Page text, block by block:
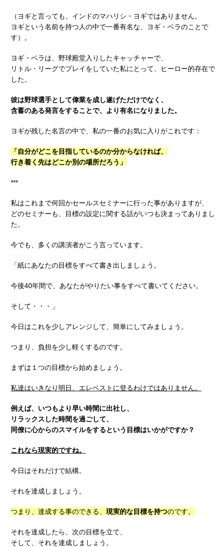
（ヨギと言っても、インドのマハリシ・ヨギではありません。
ヨギという名前を持つ人の中で一番有名な、ヨギ・ベラのことで
す）。
ヨギ・ベラは、野球殿堂入りしたキャッチャーで、
リトル・リーグでプレイをしていた私にとって、ヒーロー的存在で
した。
彼は野球選手として偉業を成し遂げただけでなく、
含蓄のある発言をすることで、より有名になりました。
ヨギが残した名言の中で、私の一番のお気に入りがこれです：
「自分がどこを目指しているのか分からなければ、
行き着く先はどこか別の場所だろう」
***
私はこれまで何回かセールスセミナーに行った事がありますが、
どのセミナーも、目標の設定に関する話がいつも決まってありまし
た。
今でも、多くの講演者がこう言っています。
「紙にあなたの目標をすべて書き出しましょう。
今後40年間で、あなたがやりたい事をすべて書いてください。
そして・・・」
今日はこれを少しアレンジして、簡単にしてみましょう。
つまり、負担を少し軽くするのです。
まずは１つの目標から始めましょう。
私達はいきなり明日、エレベストに登るわけではありません。
例えば、いつもより早い時間に出社し、
リラックスした時間を過ごして、
同僚に心からのスマイルをするという目標はいかがですか？
これなら現実的ですね。
今日はそれだけで結構。
それを達成しましょう。
つまり、達成する事のできる、 現実的な目標を持つのです。
それを達成したら、次の目標を立て、
そして、それを達成しましょう。